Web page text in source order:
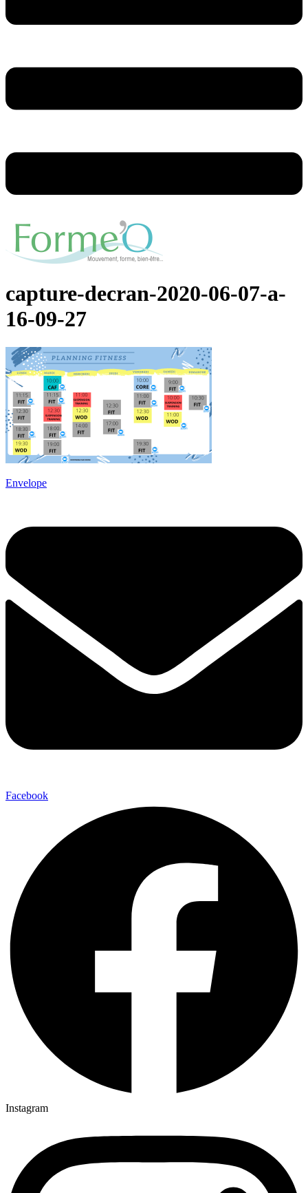
capture-decran-2020-06-07-a-
16-09-27
Envelope
Facebook
Instagram